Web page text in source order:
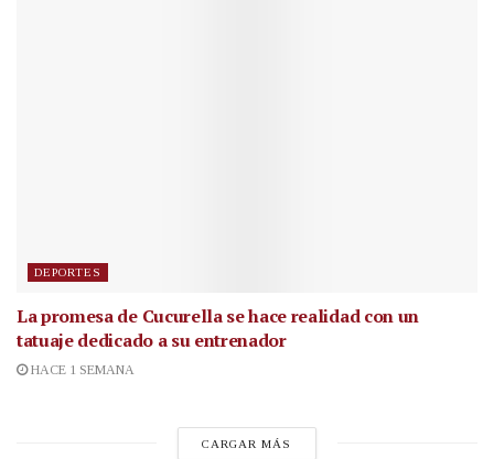
DEPORTES
La promesa de Cucurella se hace realidad con un
tatuaje dedicado a su entrenador
HACE 1 SEMANA
CARGAR MÁS